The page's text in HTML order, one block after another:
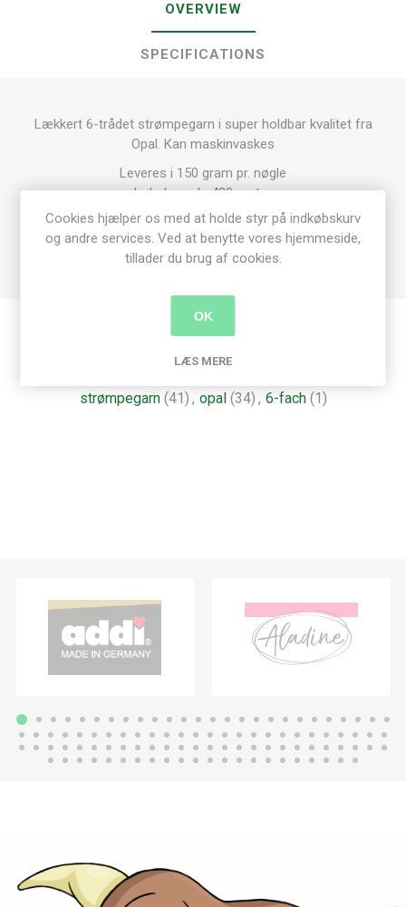
OVERVIEW
SPECIFICATIONS
Lækkert 6-trådet strømpegarn i super holdbar kvalitet fra
Opal. Kan maskinvaskes
Leveres i 150 gram pr. nøgle
Løbelængde 420 meter
Pind 3mm
75% Uld
25% Polyamid
Produkt tags
strømpegarn (41) , opal (34) , 6-fach (1)
Cookies hjælper os med at holde styr på indkøbskurv
og andre services. Ved at benytte vores hjemmeside,
tillader du brug af cookies.
OK
LÆS MERE